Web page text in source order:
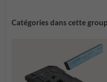
Catégories dans cette